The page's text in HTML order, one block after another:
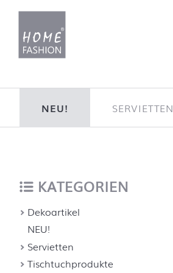
NEU! SERVIETTEN
KATEGORIEN
Dekoartikel
NEU!
Servietten
Tischtuchprodukte
nach oben